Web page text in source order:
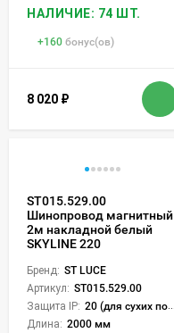
НАЛИЧИЕ: 74 ШТ.
+160 бонус(ов)
8 020 ₽
ST015.529.00
Шинопровод магнитный
2м накладной белый
SKYLINE 220
Бренд: ST LUCE
Артикул: ST015.529.00
Защита IP: 20 (для сухих пом.)
Длина: 2000 мм